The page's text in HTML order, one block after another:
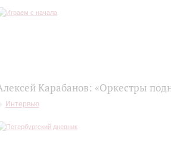
Карабанов: «Оркестры
Интервью